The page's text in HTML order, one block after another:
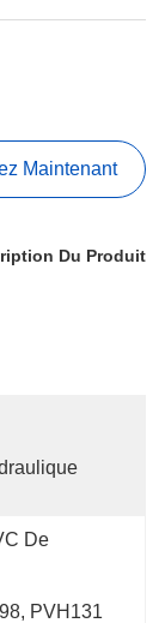
Maintenant
Du Produit
De
PVH131